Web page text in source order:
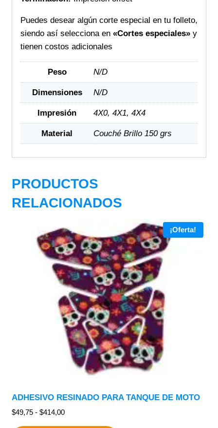
Puedes desear algún corte especial en tu folleto,
siendo así selecciona en «Cortes especiales» y
tienen costos adicionales
Peso N/D
Dimensiones N/D
Impresión 4X0, 4X1, 4X4
Material Couché Brillo 150 grs
PRODUCTOS
RELACIONADOS
¡Oferta!
ADHESIVO RESINADO PARA TANQUE DE MOTO
$49,75 - $414,00